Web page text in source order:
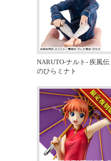
NARUTO-ナルト- 疾風伝
のひらミナト